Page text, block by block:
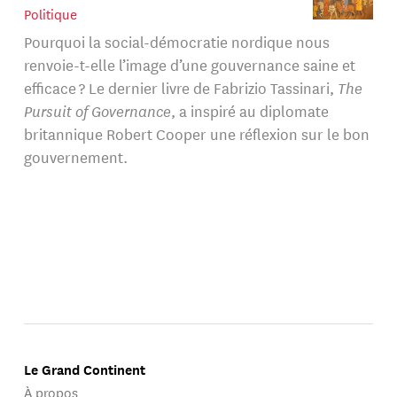
Politique
Pourquoi la social-démocratie nordique nous
renvoie-t-elle l’image d’une gouvernance saine et
efficace ? Le dernier livre de Fabrizio Tassinari, The
Pursuit of Governance, a inspiré au diplomate
britannique Robert Cooper une réflexion sur le bon
gouvernement.
Le Grand Continent
À propos